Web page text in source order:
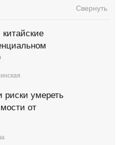
Свернуть
риски умереть
от